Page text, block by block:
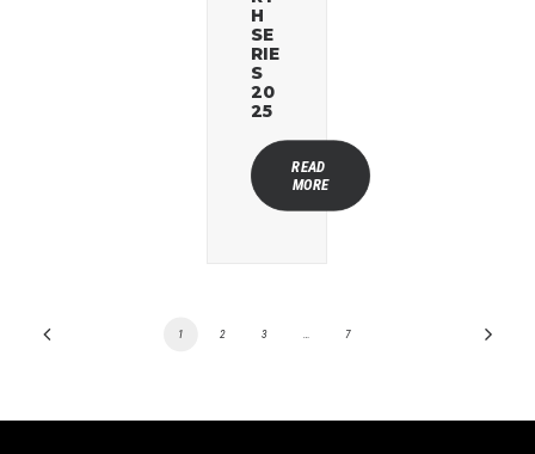
H
SE
RIE
S
20
25
READ
MORE
1 2 3 7